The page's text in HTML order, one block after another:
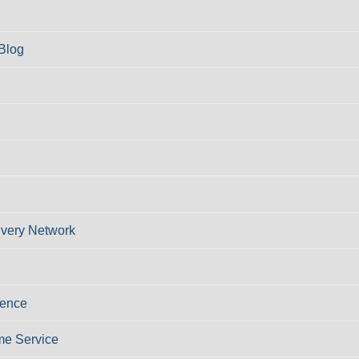
Network
Service